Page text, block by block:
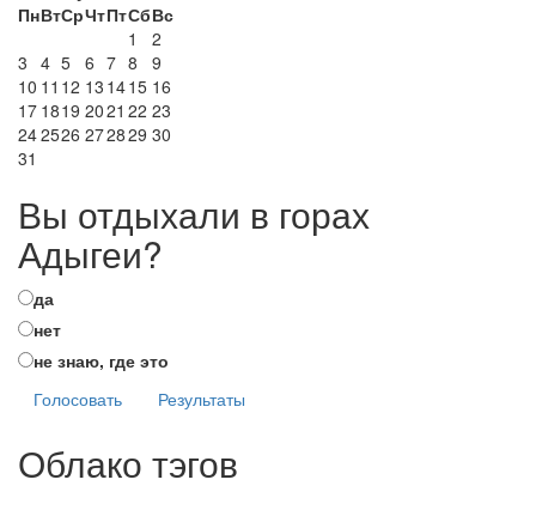
ПнВтСрЧтПтСбВс
1
2
3 4 5 6 7 8
9
10 11 12 13 1415 16
17 1819 2021 22 23
242526 272829 30
31
Вы отдыхали в горах
Адыгеи?
да
нет
не знаю, где это
Голосовать
Результаты
Облако тэгов